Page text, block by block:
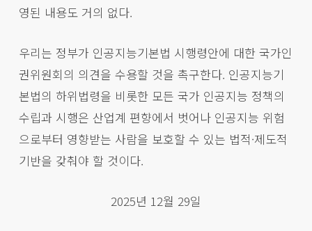
영된 내용도 거의 없다.
우리는 정부가 인공지능기본법 시행령안에 대한 국가인
권위원회의 의견을 수용할 것을 촉구한다. 인공지능기
본법의 하위법령을 비롯한 모든 국가 인공지능 정책의
수립과 시행은 산업계 편향에서 벗어나 인공지능 위험
으로부터 영향받는 사람을 보호할 수 있는 법적·제도적
기반을 갖춰야 할 것이다.
2025년 12월 29일